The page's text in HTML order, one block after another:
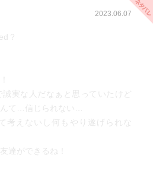
2023.06.07
？
実な人だなぁと思っていたけど
て…信じられない…
考えないし何もやり遂げられな
達ができるね！